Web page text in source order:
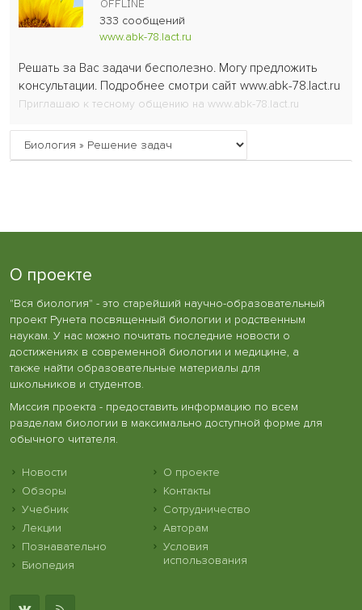
333 сообщений
www.abk-78.lact.ru
Решать за Вас задачи бесполезно. Могу предложить
консультации. Подробнее смотри сайт www.abk-78.lact.ru
Приглашаю к тесному общению на www.abk-78.lact.ru
О проекте
"Вся биология" - это старейший научно-образовательный
проект Рунета посвященный биологии и родственным
наукам. У нас можно почитать последние новости о
достижениях в современной биологии и медицине, а
также найти образовательные материалы для
школьников и студентов.
Миссия проекта - предоставить информацию по всем
разделам биологии в максимально доступной форме для
обычного читателя.
Новости
Обзоры
Учебник
Лекции
Познавательно
Биопедия
О проекте
Контакты
Сотрудничество
Авторам
Условия
использования